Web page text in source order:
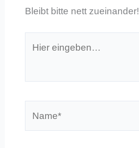
Bleibt bitte nett zueinander!
eingeben…